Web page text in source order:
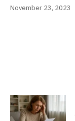
November 23, 2023